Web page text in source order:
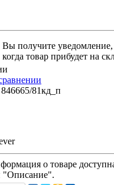
Вы получите уведомление,
когда товар прибудет на
846665/81кд_п
о товаре
"Описание".